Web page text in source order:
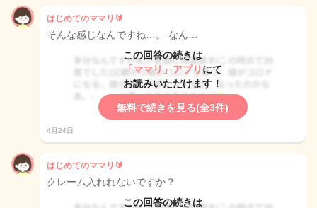
はじめてのママリ🔰
そんな感じなんですね…。 なん…
この回答の続きは
「ママリ」アプリ にて
お読みいただけます！
無料で続きを見る(全3件)
4月24日
はじめてのママリ🔰
クレーム入れれないですか？
この回答の続きは